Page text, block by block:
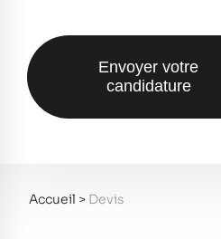
Accueil > Devis
Envoyer votre
candidature